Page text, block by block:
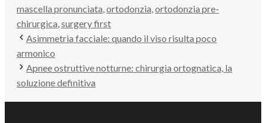
mascella pronunciata,ortodonzia,ortodonzia pre-
chirurgica,surgery first
Asimmetria facciale: quando il viso risulta poco
armonico
Apnee ostruttive notturne: chirurgia ortognatica, la
soluzione definitiva